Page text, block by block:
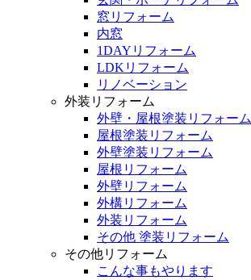
窓リフォーム
内窓
1DAYリフォーム
LDKリフォーム
リノベーション
外装リフォーム
外壁・屋根塗装リフォーム
屋根塗装リフォーム
外壁塗装リフォーム
屋根リフォーム
外壁リフォーム
外構リフォーム
外装リフォーム
その他 塗装リフォーム
その他リフォーム
こんな事もやります